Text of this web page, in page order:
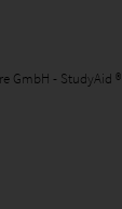
GmbH - StudyAid ®